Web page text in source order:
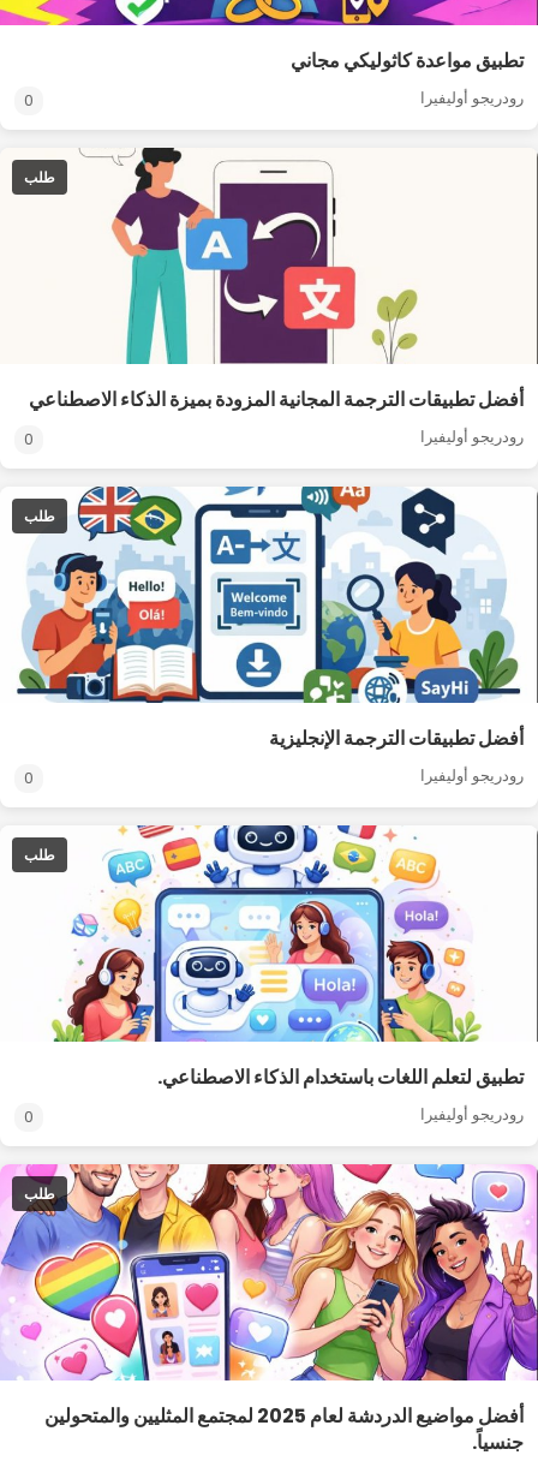
تطبيق مواعدة كاثوليكي مجاني
رودريجو أوليفيرا 0
طلب
أفضل تطبيقات الترجمة المجانية المزودة بميزة الذكاء الاصطناعي
رودريجو أوليفيرا 0
طلب
أفضل تطبيقات الترجمة الإنجليزية
رودريجو أوليفيرا 0
طلب
تطبيق لتعلم اللغات باستخدام الذكاء الاصطناعي.
رودريجو أوليفيرا 0
طلب
أفضل مواضيع الدردشة لعام 2025 لمجتمع المثليين والمتحولين
جنسياً.